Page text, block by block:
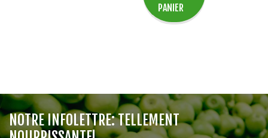
PANIER
NOTRE INFOLETTRE: TELLEMENT